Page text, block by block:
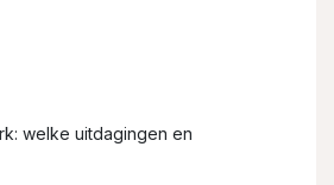
welke uitdagingen en